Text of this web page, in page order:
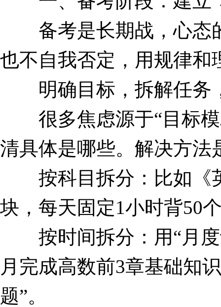
备考是长期战，心态
也不自我否定，用规律和
明确目标，拆解任务
很多焦虑源于“目标模
清具体是哪些。解决方法
按科目拆分：比如《
块，每天固定1小时背50
按时间拆分：用“月度
月完成高数前3章基础知
题”。